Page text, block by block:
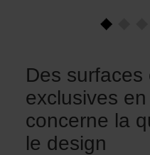
Des surfaces
exclusives
concerne la
le design